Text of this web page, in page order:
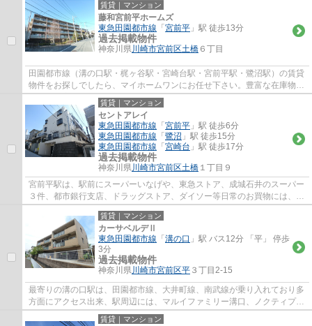
賃貸｜マンション
藤和宮前平ホームズ
東急田園都市線 「 宮前平 」駅 徒歩13分
過去掲載物件
神奈川県川崎市宮前区土橋 ６丁目
田園都市線（溝の口駅・梶ヶ谷駅・宮崎台駅・宮前平駅・鷺沼駅）の賃貸
物件をお探しでしたら、マイホームワンにお任せ下さい。豊富な在庫物件
から、お客様のご要望に合うお部屋をご提...
賃貸｜マンション
セントアレイ
東急田園都市線 「 宮前平 」駅 徒歩6分
東急田園都市線 「 鷺沼 」駅 徒歩15分
東急田園都市線 「 宮崎台 」駅 徒歩17分
過去掲載物件
神奈川県川崎市宮前区土橋 １丁目９
宮前平駅は、駅前にスーパーいなげや、東急ストア、成城石井のスーパー
３件、都市銀行支店、ドラッグストア、ダイソー等日常のお買物には、事
欠かないのと、駅北側には、宮前区役所、...
賃貸｜マンション
カーサベルデⅡ
東急田園都市線 「 溝の口 」駅 バス12分 「平」 停歩
3分
過去掲載物件
神奈川県川崎市宮前区平 ３丁目2-15
最寄りの溝の口駅は、田園都市線、大井町線、南武線が乗り入れており多
方面にアクセス出来、駅周辺には、マルイファミリー溝口、ノクティプラ
ザ、といったデパートやレストラン街、イ...
賃貸｜マンション